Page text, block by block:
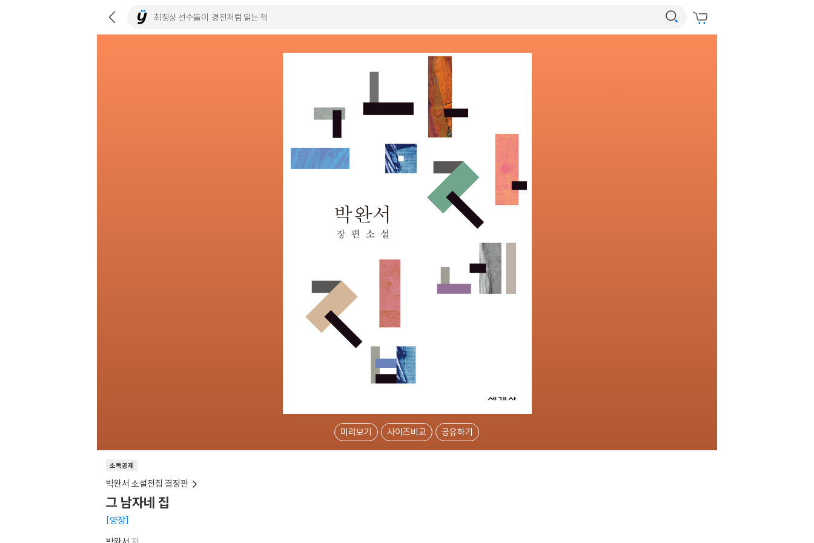
미리보기 사이즈비교 공유하기
소득공제
박완서 소설전집 결정판
그 남자네 집
양장